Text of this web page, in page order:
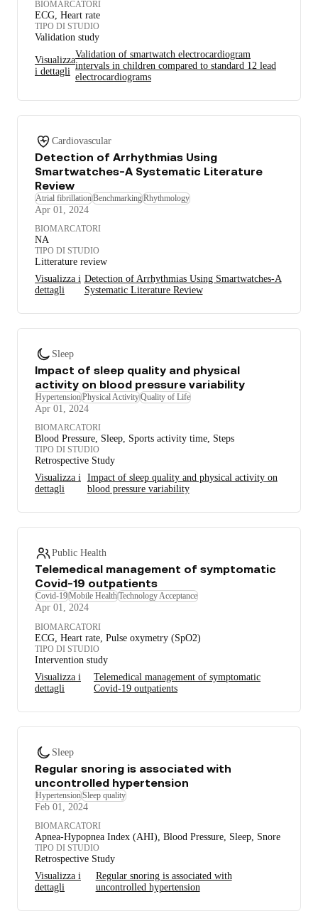
BIOMARCATORI
ECG, Heart rate
TIPO DI STUDIO
Validation study
Visualizza
i dettagli
Validation of smartwatch electrocardiogram
intervals in children compared to standard 12 lead
electrocardiograms
Cardiovascular
Detection of Arrhythmias Using
Smartwatches-A Systematic Literature
Review
Atrial fibrillationBenchmarkingRhythmology
Apr 01, 2024
BIOMARCATORI
NA
TIPO DI STUDIO
Litterature review
Visualizza i
dettagli
Detection of Arrhythmias Using Smartwatches-A
Systematic Literature Review
Sleep
Impact of sleep quality and physical
activity on blood pressure variability
HypertensionPhysical ActivityQuality of Life
Apr 01, 2024
BIOMARCATORI
Blood Pressure, Sleep, Sports activity time, Steps
TIPO DI STUDIO
Retrospective Study
Visualizza i
dettagli
Impact of sleep quality and physical activity on
blood pressure variability
Public Health
Telemedical management of symptomatic
Covid-19 outpatients
Covid-19Mobile HealthTechnology Acceptance
Apr 01, 2024
BIOMARCATORI
ECG, Heart rate, Pulse oxymetry (SpO2)
TIPO DI STUDIO
Intervention study
Visualizza i
dettagli
Telemedical management of symptomatic
Covid-19 outpatients
Sleep
Regular snoring is associated with
uncontrolled hypertension
HypertensionSleep quality
Feb 01, 2024
BIOMARCATORI
Apnea-Hypopnea Index (AHI), Blood Pressure, Sleep, Snore
TIPO DI STUDIO
Retrospective Study
Visualizza i
dettagli
Regular snoring is associated with
uncontrolled hypertension